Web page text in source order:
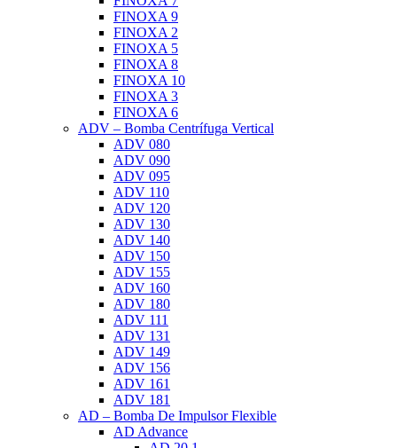
FINOXA 9
FINOXA 2
FINOXA 5
FINOXA 8
FINOXA 10
FINOXA 3
FINOXA 6
ADV – Bomba Centrífuga Vertical
ADV 080
ADV 090
ADV 095
ADV 110
ADV 120
ADV 130
ADV 140
ADV 150
ADV 155
ADV 160
ADV 180
ADV 111
ADV 131
ADV 149
ADV 156
ADV 161
ADV 181
AD – Bomba De Impulsor Flexible
AD Advance